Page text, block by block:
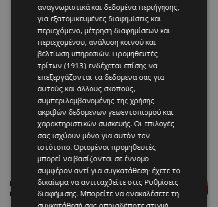
Ν.Κιζίλγιουρεκ: Ουτοπιστής και
ρεαλιστής μαζί
αναγνωριστικά και δεδομένα περιήγησης,
για εξατομικευμένες διαφημίσεις και
περιεχόμενο, μέτρηση διαφημίσεων και
περιεχομένου, ανάλυση κοινού και
βελτίωση υπηρεσιών. Προμηθευτές
τρίτων (1913) ενδέχεται επίσης να
επεξεργάζονται τα δεδομένα σας για
αυτούς και άλλους σκοπούς,
συμπεριλαμβανομένης της χρήσης
ακριβών δεδομένων γεωεντοπισμού και
χαρακτηριστικών συσκευής. Οι επιλογές
σας ισχύουν μόνο για αυτόν τον
ιστότοπο. Ορισμένοι προμηθευτές
μπορεί να βασίζονται σε έννομο
συμφέρον αντί για συγκατάθεση· έχετε το
δικαίωμα να αντιταχθείτε στις Ρυθμίσεις
διαφήμισης. Μπορείτε να ανακαλέσετε τη
συγκατάθεσή σας οποιαδήποτε στιγμή